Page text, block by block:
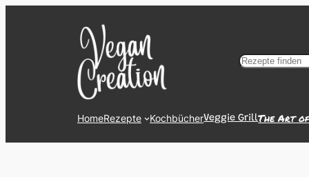
Suchen
HomeRezepte KochbücherVeggie GrillThe Art